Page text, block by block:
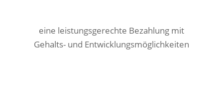
eine leistungsgerechte Bezahlung mit
Gehalts- und Entwicklungsmöglichkeiten